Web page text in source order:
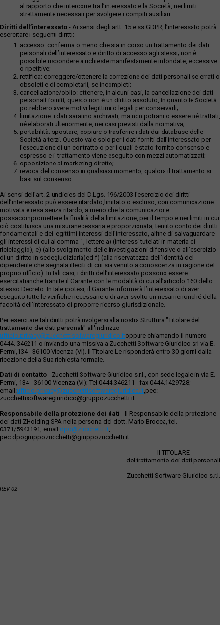
al rapporto che intercorre tra l’interessato e la Società, nei limiti
strettamente necessari per svolgere i compiti ausiliari.
Diritti dell’interessato - Ai sensi degli artt. 15 e ss GDPR, l’interessato potrà
esercitare i seguenti diritti:
accesso: conferma o meno che sia in corso un trattamento dei dati
personali dell’interessato e diritto di accesso agli stessi; non è
possibile rispondere a richieste manifestamente infondate, eccessive
o ripetitive;
rettifica: correggere/ottenere la correzione dei dati personali se errati o
obsoleti e di completarli, se incompleti;
cancellazione/oblio: ottenere, in alcuni casi, la cancellazione dei dati
personali forniti; questo non è un diritto assoluto, in quanto le Società
potrebbero avere motivi legittimi o legali per conservarli;
limitazione: i dati saranno archiviati, ma non potranno essere né trattati,
né elaborati ulteriormente, nei casi previsti dalla normativa;
portabilità: spostare, copiare o trasferire i dati dai database delle
Società a terzi. Questo vale solo per i dati forniti dall’interessato per
l’esecuzione di un contratto o per i quali è stato fornito consenso e
espresso e il trattamento viene eseguito con mezzi automatizzati;
opposizione al marketing diretto;
revoca del consenso in qualsiasi momento, qualora il trattamento si
basi sul consenso.
Ai sensi dell’art. 2-undicies del D.Lgs. 196/2003 l’esercizio dei diritti
dell’interessato può essere ritardato,limitato o escluso, con comunicazione
motivata e resa senza ritardo, a meno che la comunicazione
possacompromettere la finalità della limitazione, per il tempo e nei limiti in cui
ciò costituisca una misuranecessaria e proporzionata, tenuto conto dei diritti
fondamentali e dei legittimi interessi dell’interessato, alfine di salvaguardare
gli interessi di cui al comma 1, lettere a) (interessi tutelati in materia di
riciclaggio), e) (allo svolgimento delle investigazioni difensive o all’esercizio
di un diritto in sedegiudiziaria)ed f) (alla riservatezza dell’identità del
dipendente che segnala illeciti di cui sia venuto a conoscenza in ragione del
proprio ufficio). In tali casi, i diritti dell’interessato possono essere
esercitatianche tramite il Garante con le modalità di cui all’articolo 160 dello
stesso Decreto. In tale ipotesi, il Garante informerà l’interessato di aver
eseguito tutte le verifiche necessarie o di aver svolto un riesamenonché della
facoltà dell’interessato di proporre ricorso giurisdizionale.
Per esercitare tali diritti potrà rivolgersi alla nostra Struttura "Titolare del
trattamento dei dati personali" all'indirizzo
ufficio.privacy@zucchettisofwaregiuridico.itoppure chiamando il numero
0444. 346211 o inviando una missiva a Zucchetti Software Giuridico srl via E.
Fermi,134 - 36100 Vicenza (VI). Il Titolare Le risponderà entro 30 giorni dalla
ricezione della Sua richiesta formale.
Dati di contatto - Zucchetti Software Giuridico s.r.l., con sede legale in via E.
Fermi, 134 - 36100 Vicenza (VI); Tel 0444.346211 - fax 0444.1429728;
email:ufficio.privacy@zucchettisoftwaregiuridico.it,pec:
zucchettisoftwaregiuridico@gruppozucchetti.it
Responsabile della protezione dei dati - Il Responsabile della protezione
dei dati ZHolding SPA nella persona del dott. Mario Brocca, tel.
0371/5943191, email:dpo@zucchetti.it,
pec:dpogruppozucchetti@gruppozucchetti.it
Il TITOLARE
del trattamento dei dati personali
Zucchetti Software Giuridico s.r.l.
REV 02